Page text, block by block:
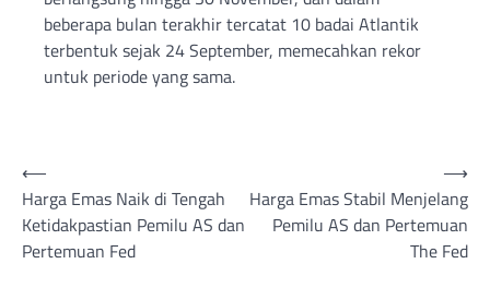
beberapa bulan terakhir tercatat 10 badai Atlantik
terbentuk sejak 24 September, memecahkan rekor
untuk periode yang sama.
Post
navigation
⟵
Harga Emas Naik di Tengah
Ketidakpastian Pemilu AS dan
Pertemuan Fed
Harga Emas Stabil Menjelang
Pemilu AS dan Pertemuan
The Fed
⟶